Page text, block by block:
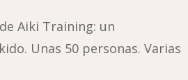
Aiki Training: un
Unas 50 personas. Varias